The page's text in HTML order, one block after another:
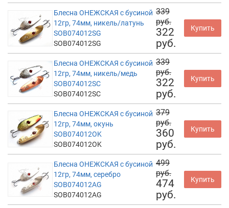
Блесна ОНЕЖСКАЯ с бусиной
12гр, 74мм, никель/латунь
SOB074012SG
SOB074012SG
339
руб.
322
руб.
Купить
Блесна ОНЕЖСКАЯ с бусиной
12гр, 74мм, никель/медь
SOB074012SC
SOB074012SC
339
руб.
322
руб.
Купить
Блесна ОНЕЖСКАЯ с бусиной
12гр, 74мм, окунь
SOB074012OK
SOB074012OK
379
руб.
360
руб.
Купить
Блесна ОНЕЖСКАЯ с бусиной
12гр, 74мм, серебро
SOB074012AG
SOB074012AG
499
руб.
474
руб.
Купить